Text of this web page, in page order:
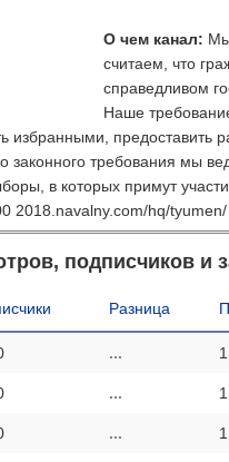
О чем канал:
считаем, что
справедливом
Наше
избранными, предоставить
требования мы
в которых примут
2018.navalny.com/hq/tyumen/
подписчиков и
Разница
...
...
...